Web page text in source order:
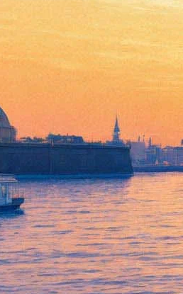
На экранах «Мама» Аронофски:
«Детская кинолаборатория»:
прекрасней всех - кино
Что смотреть на «Послании к
Театральном музее
00:37:
На «Ленфильме» бесплатно
Сокурова
Архив предыдущих материалов